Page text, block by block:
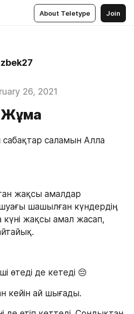
About Teletype Join
26, 2021
Жұма
сабақтар саламын Алла
жақсы амалдар
шашылған күндердің
жақсы амал жасап,
өтеді де кетеді 😔
кейін ай шығады.